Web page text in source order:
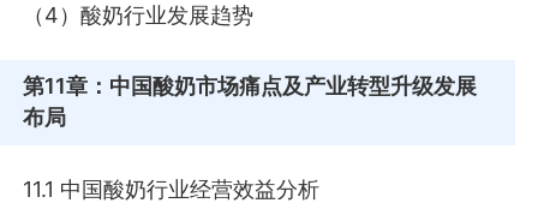
（4）酸奶行业发展趋势
第11章 ：中国酸奶市场痛点及产业转型升级发展
布局
11.1 中国酸奶行业经营效益分析